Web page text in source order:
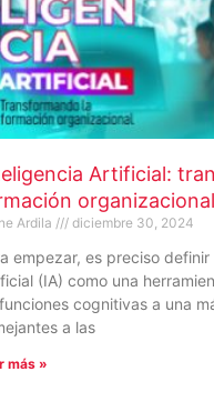
Artificial:
organizacional
Ardila diciembre 30, 2024
empezar, es preciso
(IA) como una
cognitivas a una
a las
más »